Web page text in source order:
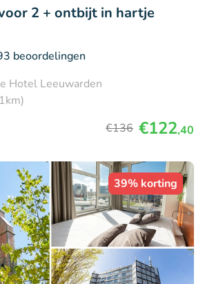
2 + ontbijt in hartje
beoordelingen
Hotel Leeuwarden
€136 €122,40
39% korting